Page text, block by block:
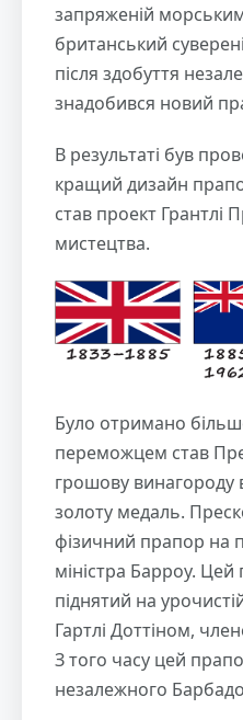
запряженій
британський
після здобуття
знадобився новий
В результаті був
кращий дизайн
став проект Грантлі
мистецтва.
Було отримано
переможцем став
грошову винагороду
золоту медаль.
фізичний прапор на
міністра Барроу.
піднятий на
Гартлі Доттіном,
З того часу цей
незалежного